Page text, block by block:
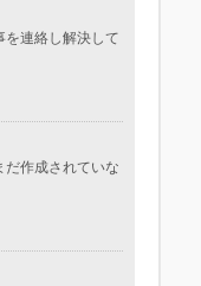
を連絡し解決して
だ作成されていな